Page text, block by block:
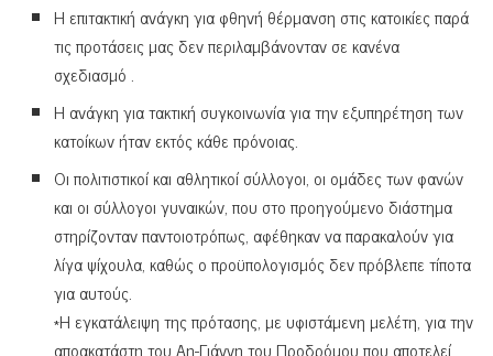
Η επιτακτική ανάγκη για φθηνή θέρμανση στις κατοικίες παρά
τις προτάσεις μας δεν περιλαμβάνονταν σε κανένα
σχεδιασμό .
Η ανάγκη για τακτική συγκοινωνία για την εξυπηρέτηση των
κατοίκων ήταν εκτός κάθε πρόνοιας.
Οι πολιτιστικοί και αθλητικοί σύλλογοι, οι ομάδες των φανών
και οι σύλλογοι γυναικών, που στο προηγούμενο διάστημα
στηρίζονταν παντοιοτρόπως, αφέθηκαν να παρακαλούν για
λίγα ψίχουλα, καθώς ο προϋπολογισμός δεν πρόβλεπε τίποτα
για αυτούς.
*Η εγκατάλειψη της πρότασης, με υφιστάμενη μελέτη, για την
αποακατάστη του Αη-Γιάννη του Προδρόμου που αποτελεί